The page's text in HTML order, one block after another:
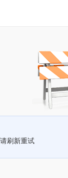
刷新重试